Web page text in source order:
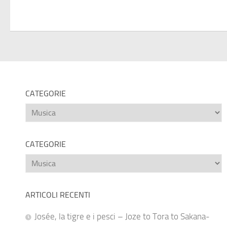
CATEGORIE
Categorie
CATEGORIE
Categorie
ARTICOLI RECENTI
Josée, la tigre e i pesci – Joze to Tora to Sakana-